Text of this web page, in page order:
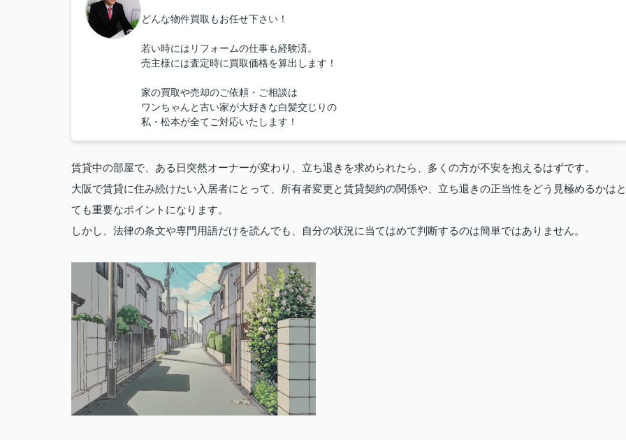
どんな物件買取もお任せ下さい！
若い時にはリフォームの仕事も経験済。
売主様には査定時に買取価格を算出します！
家の買取や売却のご依頼・ご相談は
ワンちゃんと古い家が大好きな白髪交じりの
私・松本が全てご対応いたします！
賃貸中の部屋で、ある日突然オーナーが変わり、立ち退きを求められたら、多くの方が不安を抱えるはずです。
大阪で賃貸に住み続けたい入居者にとって、所有者変更と賃貸契約の関係や、立ち退きの正当性をどう見極めるかはと
ても重要なポイントになります。
しかし、法律の条文や専門用語だけを読んでも、自分の状況に当てはめて判断するのは簡単ではありません。